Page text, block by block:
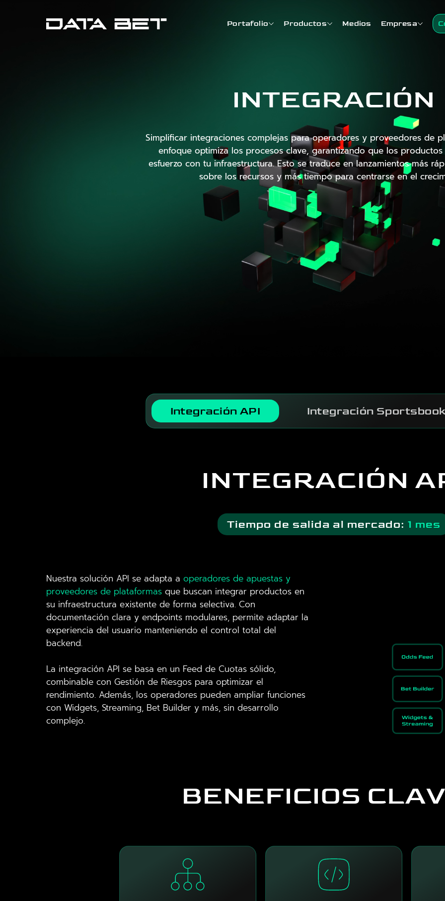
Portafolio Productos Medios Empresa
INTEGRACIÓN
Simplificar integraciones complejas para operadores y proveedores de
enfoque optimiza los procesos clave, garantizando que los
esfuerzo con tu infraestructura. Esto se traduce en lanzamientos más
sobre los recursos y más tiempo para centrarse en el
Integración API Integración
INTEGRACIÓN
Tiempo de salida al mercado: 1 mes
Nuestra solución API se adapta aoperadores de apuestas y
proveedores de plataformasque buscan integrar productos en
su infraestructura existente de forma selectiva. Con
documentación clara y endpoints modulares, permite adaptar la
experiencia del usuario manteniendo el control total del
backend.
La integración API se basa en un Feed de Cuotas sólido,
combinable con Gestión de Riesgos para optimizar el
rendimiento. Además, los operadores pueden ampliar funciones
con Widgets, Streaming, Bet Builder y más, sin desarrollo
complejo.
BENEFICIOS